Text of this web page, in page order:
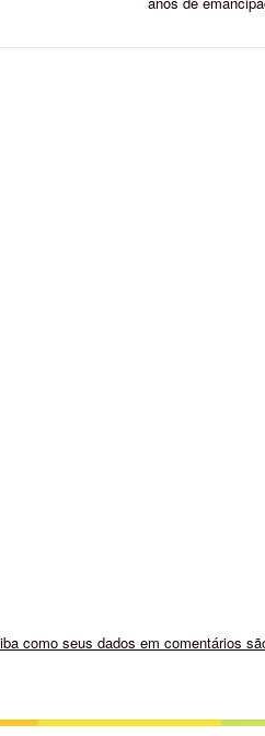
como seus dados em comentários